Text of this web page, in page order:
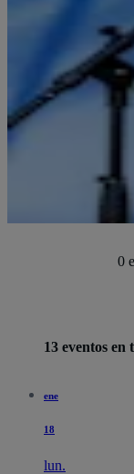
0
13 eventos en
ene
18
lun.